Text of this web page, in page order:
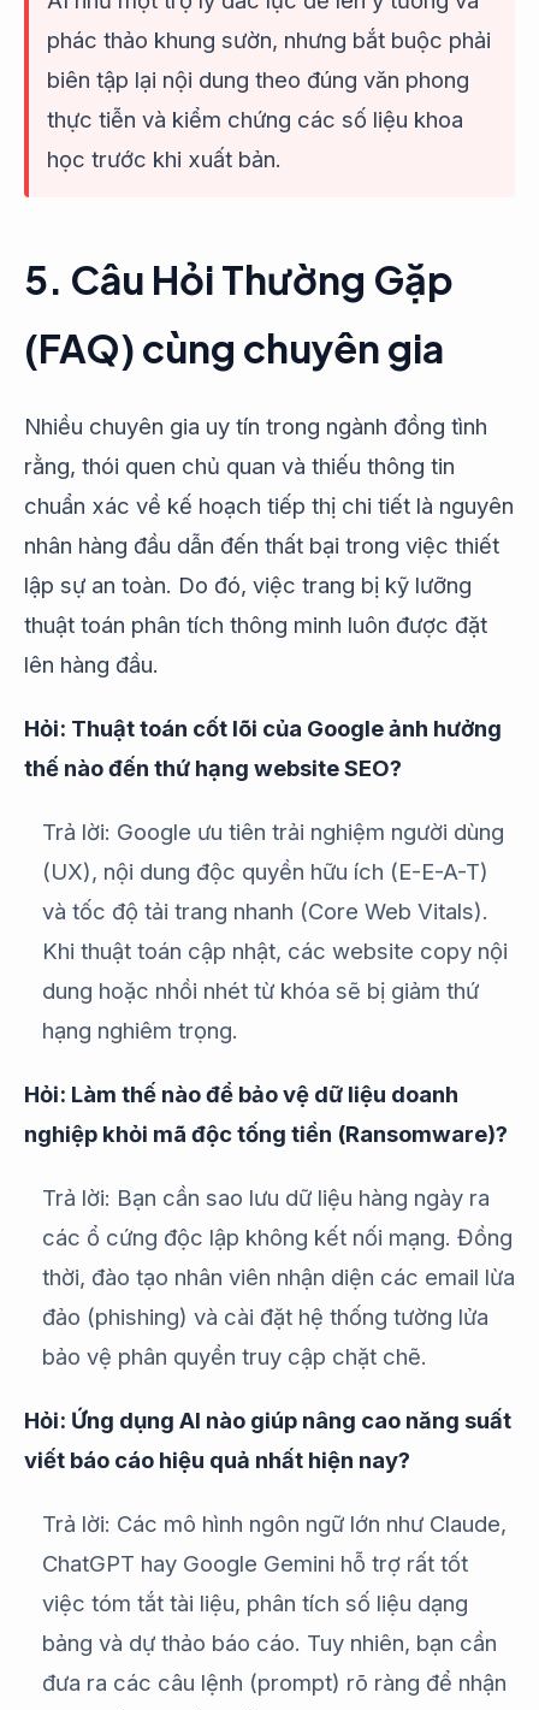
phác thảo khung sườn, nhưng bắt buộc phải
biên tập lại nội dung theo đúng văn phong
thực tiễn và kiểm chứng các số liệu khoa
học trước khi xuất bản.
5. Câu Hỏi Thường Gặp
(FAQ) cùng chuyên gia
Nhiều chuyên gia uy tín trong ngành đồng tình
rằng, thói quen chủ quan và thiếu thông tin
chuẩn xác về kế hoạch tiếp thị chi tiết là nguyên
nhân hàng đầu dẫn đến thất bại trong việc thiết
lập sự an toàn. Do đó, việc trang bị kỹ lưỡng
thuật toán phân tích thông minh luôn được đặt
lên hàng đầu.
Hỏi: Thuật toán cốt lõi của Google ảnh hưởng
thế nào đến thứ hạng website SEO?
Trả lời: Google ưu tiên trải nghiệm người dùng
(UX), nội dung độc quyền hữu ích (E-E-A-T)
và tốc độ tải trang nhanh (Core Web Vitals).
Khi thuật toán cập nhật, các website copy nội
dung hoặc nhồi nhét từ khóa sẽ bị giảm thứ
hạng nghiêm trọng.
Hỏi: Làm thế nào để bảo vệ dữ liệu doanh
nghiệp khỏi mã độc tống tiền (Ransomware)?
Trả lời: Bạn cần sao lưu dữ liệu hàng ngày ra
các ổ cứng độc lập không kết nối mạng. Đồng
thời, đào tạo nhân viên nhận diện các email lừa
đảo (phishing) và cài đặt hệ thống tường lửa
bảo vệ phân quyền truy cập chặt chẽ.
Hỏi: Ứng dụng AI nào giúp nâng cao năng suất
viết báo cáo hiệu quả nhất hiện nay?
Trả lời: Các mô hình ngôn ngữ lớn như Claude,
ChatGPT hay Google Gemini hỗ trợ rất tốt
việc tóm tắt tài liệu, phân tích số liệu dạng
bảng và dự thảo báo cáo. Tuy nhiên, bạn cần
đưa ra các câu lệnh (prompt) rõ ràng để nhận